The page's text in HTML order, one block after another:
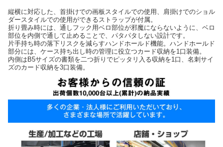
縦横に対応した、首掛けでの画板スタイルでの使用、肩掛けでのショル
ダースタイルでの使用ができるストラップが付属。
折り畳み時には、通しフック用ベロ部位が邪魔にならないように、ベロ
部位を内側で通して止めることで、パタパタしない設計です。
片手持ち時の落下リスクを減らすハンドホールド機能。ハンドホールド
部分には、ケース持ち出し時の管理に役立つカード収納を1口装備。
内側はB5サイズの書類を二つ折りでピッタリ入る収納を1口、名刺サイ
ズのカード収納を3口装備。